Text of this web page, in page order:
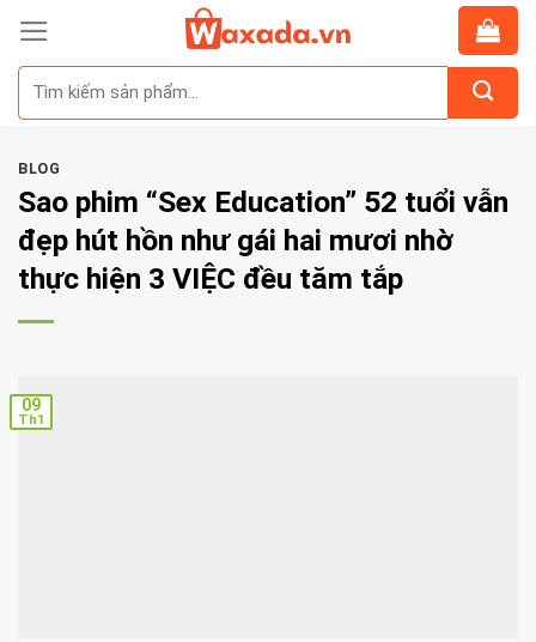
Skip
content
BLOG
Sao phim “Sex Education” 52 tuổi vẫn
đẹp hút hồn như gái hai mươi nhờ
thực hiện 3 VIỆC đều tăm tắp
09
Th1